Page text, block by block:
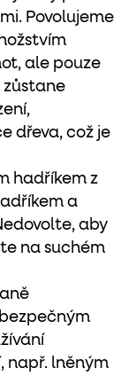
Povolujeme
ale pouze
zůstane
dřeva, což je
hadříkem z
a
aby
na suchém
např. lněným